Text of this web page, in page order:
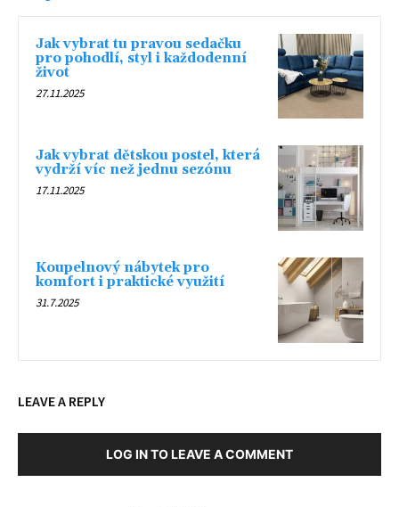
Jak vybrat tu pravou sedačku
pro pohodlí, styl i každodenní
život
27.11.2025
Jak vybrat dětskou postel, která
vydrží víc než jednu sezónu
17.11.2025
Koupelnový nábytek pro
komfort i praktické využití
31.7.2025
LEAVE A REPLY
LOG IN TO LEAVE A COMMENT